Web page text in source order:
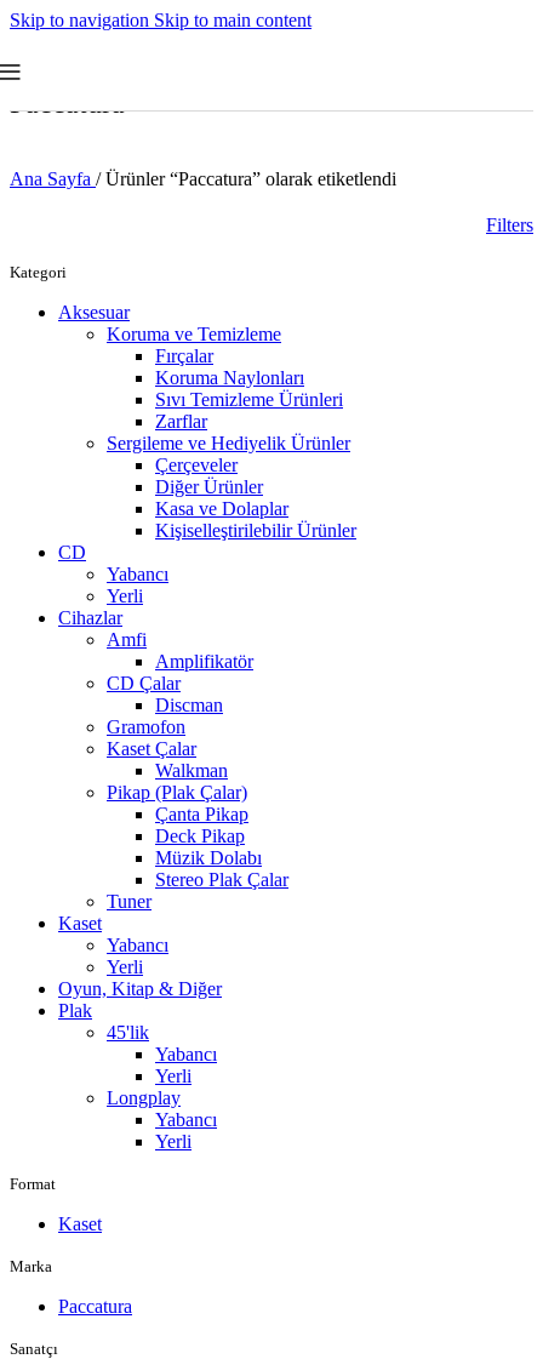
Skip to navigation Skip to main content
Paccatura
Ana Sayfa / Ürünler “Paccatura” olarak etiketlendi
Filters
Kategori
Aksesuar
Koruma ve Temizleme
Fırçalar
Koruma Naylonları
Sıvı Temizleme Ürünleri
Zarflar
Sergileme ve Hediyelik Ürünler
Çerçeveler
Diğer Ürünler
Kasa ve Dolaplar
Kişiselleştirilebilir Ürünler
CD
Yabancı
Yerli
Cihazlar
Amfi
Amplifikatör
CD Çalar
Discman
Gramofon
Kaset Çalar
Walkman
Pikap (Plak Çalar)
Çanta Pikap
Deck Pikap
Müzik Dolabı
Stereo Plak Çalar
Tuner
Kaset
Yabancı
Yerli
Oyun, Kitap & Diğer
Plak
45'lik
Yabancı
Yerli
Longplay
Yabancı
Yerli
Format
Kaset
Marka
Paccatura
Sanatçı